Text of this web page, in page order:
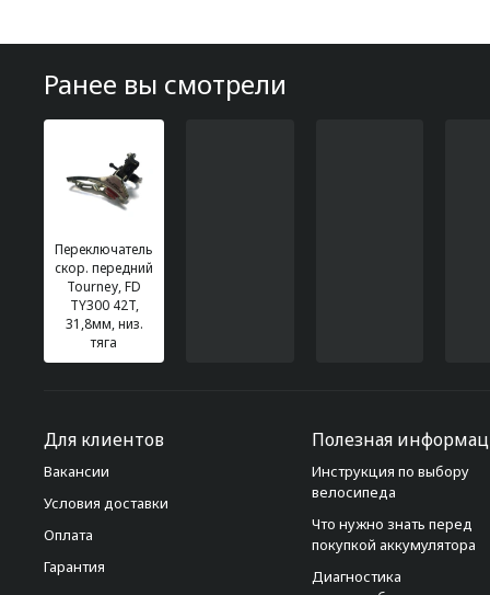
Ранее вы смотрели
Переключатель
скор. передний
Tourney, FD
TY300 42T,
31,8мм, низ.
тяга
Для клиентов
Вакансии
Условия доставки
Оплата
Гарантия
Полезная
Инструкция по выбору
велосипеда
Что нужно знать перед
покупкой аккумулятора
Диагностика